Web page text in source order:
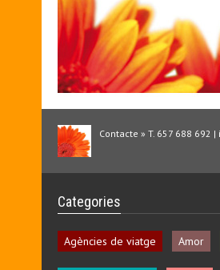
Contacte » T. 657 688 692
Categories
Agències de viatge Amor